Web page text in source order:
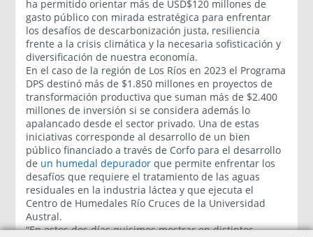
ha permitido orientar más de USD$120 millones de
gasto público con mirada estratégica para enfrentar
los desafíos de descarbonización justa, resiliencia
frente a la crisis climática y la necesaria sofisticación y
diversificación de nuestra economía.
En el caso de la región de Los Ríos en 2023 el Programa
DPS destinó más de $1.850 millones en proyectos de
transformación productiva que suman más de $2.400
millones de inversión si se considera además lo
apalancado desde el sector privado. Una de estas
iniciativas corresponde al desarrollo de un bien
público financiado a través de Corfo para el desarrollo
de un humedal depurador que permite enfrentar los
desafíos que requiere el tratamiento de las aguas
residuales en la industria láctea y que ejecuta el
Centro de Humedales Río Cruces de la Universidad
Austral.
“En estos dos días quisimos mostrar en distintos